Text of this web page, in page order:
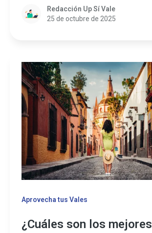
Redacción Up Sí Vale
25 de octubre de 2025
Aprovecha tus Vales
¿Cuáles son los mejores